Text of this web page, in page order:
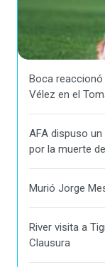
Boca
Vélez en el
AFA dispuso
por la muerte
Murió Jorge
River visita a
Clausura